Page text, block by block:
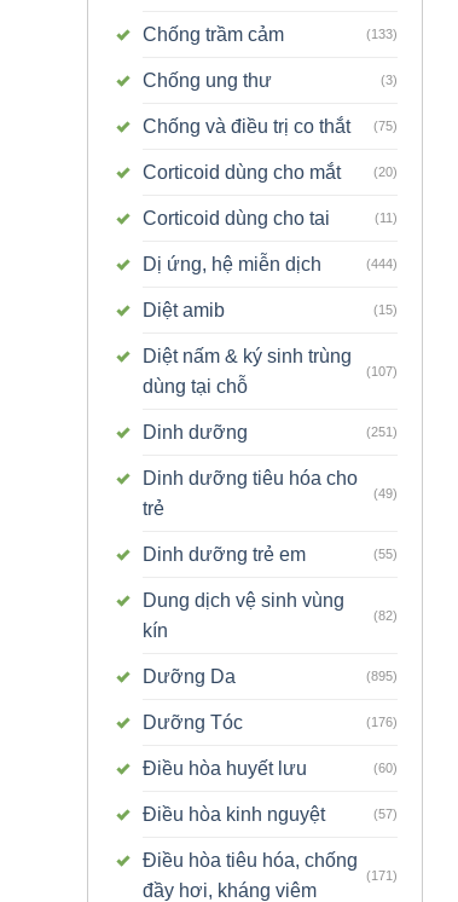
Chống trầm cảm (133)
Chống ung thư (3)
Chống và điều trị co thắt (75)
Corticoid dùng cho mắt (20)
Corticoid dùng cho tai (11)
Dị ứng, hệ miễn dịch (444)
Diệt amib (15)
Diệt nấm & ký sinh trùng
dùng tại chỗ
(107)
Dinh dưỡng (251)
Dinh dưỡng tiêu hóa cho
trẻ
(49)
Dinh dưỡng trẻ em (55)
Dung dịch vệ sinh vùng
kín
(82)
Dưỡng Da (895)
Dưỡng Tóc (176)
Điều hòa huyết lưu (60)
Điều hòa kinh nguyệt (57)
Điều hòa tiêu hóa, chống
đầy hơi, kháng viêm
(171)